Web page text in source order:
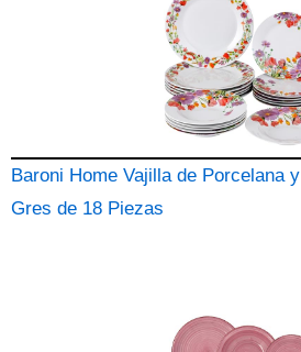
Baroni Home Vajilla de Porcelana y
Gres de 18 Piezas